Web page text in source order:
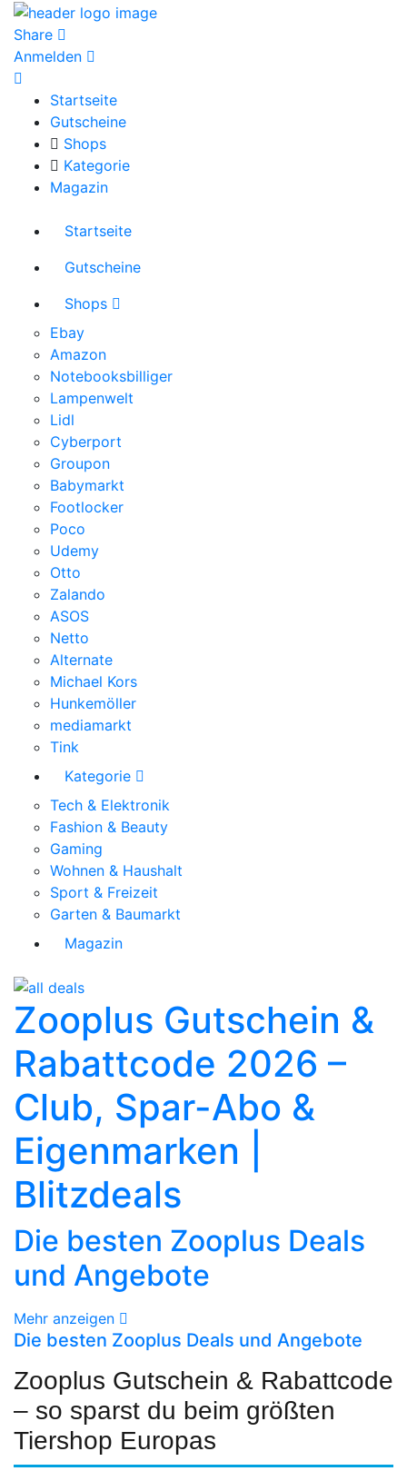
Share
Anmelden
Startseite
Gutscheine
Shops
Kategorie
Magazin
Startseite
Gutscheine
Shops
Ebay
Amazon
Notebooksbilliger
Lampenwelt
Lidl
Cyberport
Groupon
Babymarkt
Footlocker
Poco
Udemy
Otto
Zalando
ASOS
Netto
Alternate
Michael Kors
Hunkemöller
mediamarkt
Tink
Kategorie
Tech & Elektronik
Fashion & Beauty
Gaming
Wohnen & Haushalt
Sport & Freizeit
Garten & Baumarkt
Magazin
Zooplus Gutschein &
Rabattcode 2026 –
Club, Spar-Abo &
Eigenmarken |
Blitzdeals
Die besten Zooplus Deals
und Angebote
Mehr anzeigen
Die besten Zooplus Deals und Angebote
Zooplus Gutschein & Rabattcode
– so sparst du beim größten
Tiershop Europas